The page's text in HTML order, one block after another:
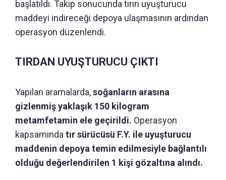
başlatıldı. Takip sonucunda tırın uyuşturucu
maddeyi indireceği depoya ulaşmasının ardından
operasyon düzenlendi.
TIRDAN UYUŞTURUCU ÇIKTI
Yapılan aramalarda,soğanların arasına
gizlenmiş yaklaşık 150 kilogram
metamfetamin ele geçirildi. Operasyon
kapsamında tır sürücüsü F.Y. ile uyuşturucu
maddenin depoya temin edilmesiyle bağlantılı
olduğu değerlendirilen 1 kişi gözaltına alındı.